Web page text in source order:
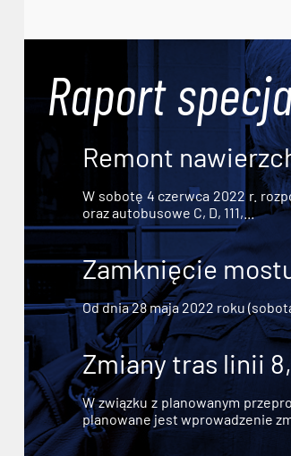
Raport
Remont
W sobotę 4 czerwca 2022 r.
oraz autobusowe C, D, 111,...
Zamknięcie
Od dnia 28 maja 2022 roku
Zmiany tras linii 8,
W związku z planowanym
planowane jest wprowadzenie